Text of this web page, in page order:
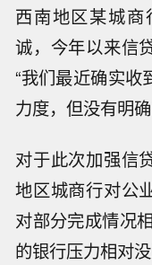
西南地区某城
诚，今年以来信
“我们最近确实
力度，但没有明
对于此次加强信
地区城商行对公
对部分完成情况
的银行压力相对